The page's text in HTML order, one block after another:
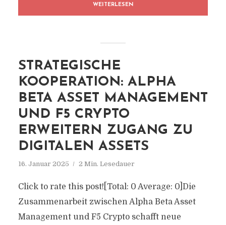
WEITERLESEN
STRATEGISCHE
KOOPERATION: ALPHA
BETA ASSET MANAGEMENT
UND F5 CRYPTO
ERWEITERN ZUGANG ZU
DIGITALEN ASSETS
16. Januar 2025 2 Min. Lesedauer
Click to rate this post![Total: 0 Average: 0]Die
Zusammenarbeit zwischen Alpha Beta Asset
Management und F5 Crypto schafft neue